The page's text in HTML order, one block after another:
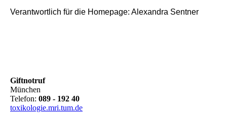
Verantwortlich für die Homepage: Alexandra Sentner
Giftnotruf
München
Telefon: 089 - 192 40
toxikologie.mri.tum.de